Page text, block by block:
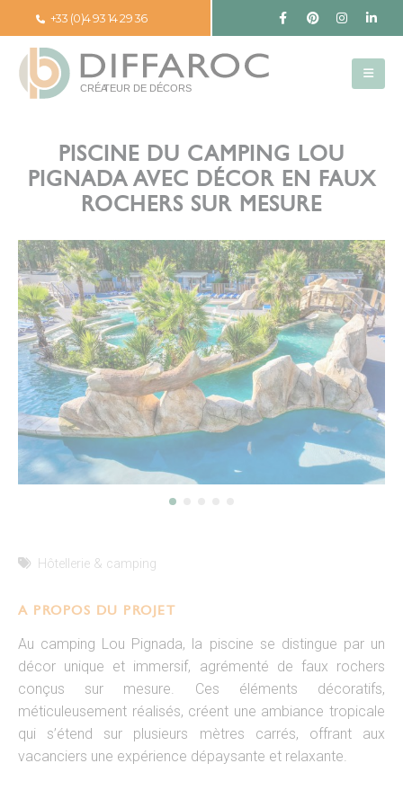
+33 (0)4 93 14 29 36
PISCINE DU CAMPING LOU
PIGNADA AVEC DÉCOR EN FAUX
ROCHERS SUR MESURE
Hôtellerie & camping
A PROPOS DU PROJET
Au camping Lou Pignada, la piscine se distingue par un
décor unique et immersif, agrémenté de faux rochers
conçus sur mesure. Ces éléments décoratifs,
méticuleusement réalisés, créent une ambiance tropicale
qui s’étend sur plusieurs mètres carrés, offrant aux
vacanciers une expérience dépaysante et relaxante.
Panneau de gestion des cookies